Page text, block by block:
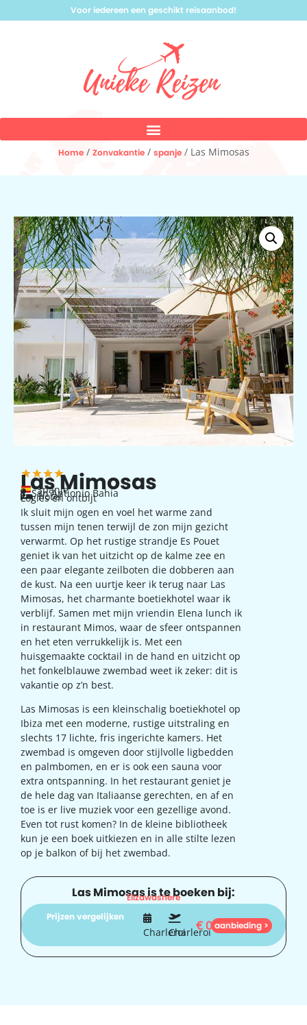
Voor iedereen een geschikt reisaanbod!
Home/ Zonvakantie/ spanje/ Las Mimosas
Las Mimosas
Spanje
San Antionio Bahia
hotel
Logies en ontbijt
Ik sluit mijn ogen en voel het warme zand
tussen mijn tenen terwijl de zon mijn gezicht
verwarmt. Op het rustige strandje Es Pouet
geniet ik van het uitzicht op de kalme zee en
een paar elegante zeilboten die dobberen aan
de kust. Na een uurtje keer ik terug naar Las
Mimosas, het charmante boetiekhotel waar ik
verblijf. Samen met mijn vriendin Elena lunch ik
in restaurant Mimos, waar de sfeer ontspannen
en het eten verrukkelijk is. Met een
huisgemaakte cocktail in de hand en uitzicht op
het fonkelblauwe zwembad weet ik zeker: dit is
vakantie op z’n best.
Las Mimosas is een kleinschalig boetiekhotel op
Ibiza met een moderne, rustige uitstraling en
slechts 17 lichte, fris ingerichte kamers. Het
zwembad is omgeven door stijlvolle ligbedden
en palmbomen, en er is ook een sauna voor
extra ontspanning. In het restaurant geniet je
de hele dag van Italiaanse gerechten, en af en
toe is er live muziek voor een gezellige avond.
Even tot rust komen? In de kleine bibliotheek
kun je een boek uitkiezen en in alle stilte lezen
op je balkon of bij het zwembad.
Las Mimosas is te boeken bij:
Elizawashere
Prijzen vergelijken
CharleroiCharleroi
€ 0aanbieding >